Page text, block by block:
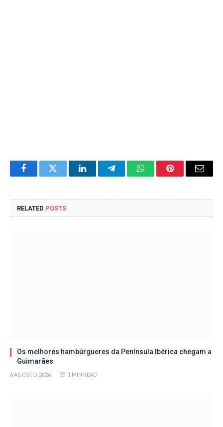
FacebookTwitter LinkedInTelegramWhatsAppPinterestEmail
RELATED POSTS
Os melhores hambúrgueres da Península Ibérica chegam a
Guimarães
6 AGOSTO, 2026 1 MIN READ